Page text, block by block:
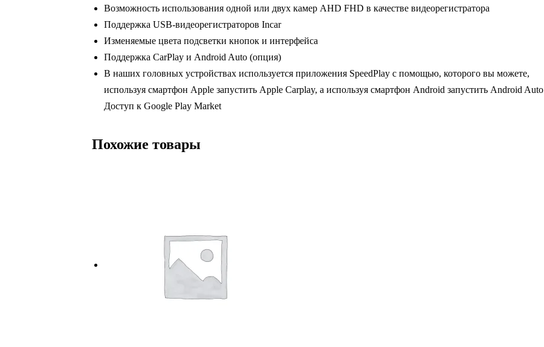
Возможность использования одной или двух камер AHD FHD в качестве видеорегистратора
Поддержка USB-видеорегистраторов Incar
Изменяемые цвета подсветки кнопок и интерфейса
Поддержка CarPlay и Android Auto (опция)
В наших головных устройствах используется приложения SpeedPlay с помощью, которого вы можете,
используя смартфон Apple запустить Apple Carplay, а используя смартфон Android запустить Android Auto
Доступ к Google Play Market
Похожие товары